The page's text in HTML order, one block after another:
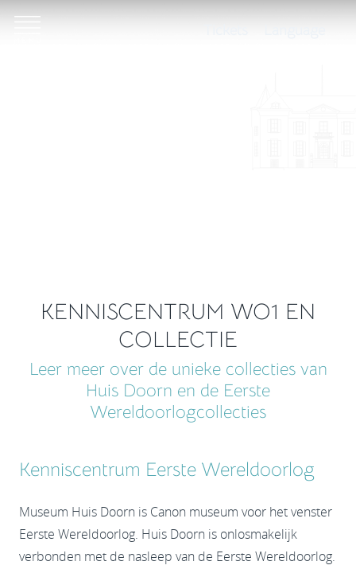
KENNISCENTRUM WO1 EN
COLLECTIE
Leer meer over de unieke collecties van
Huis Doorn en de Eerste
Wereldoorlogcollecties
Kenniscentrum Eerste Wereldoorlog
Museum Huis Doorn is Canon museum voor het venster
Eerste Wereldoorlog. Huis Doorn is onlosmakelijk
verbonden met de nasleep van de Eerste Wereldoorlog.